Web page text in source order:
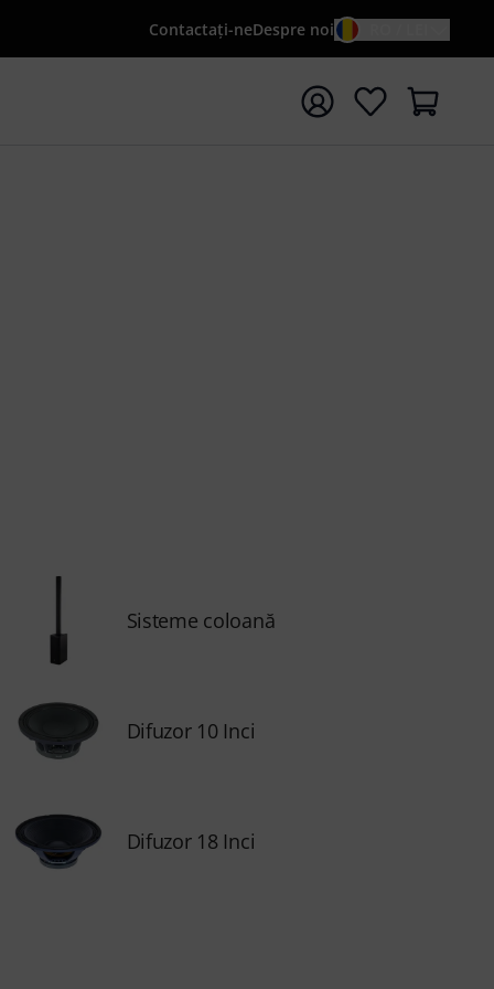
Contactaţi-neDespre noi
căutarea cu termenul de căutare {searchTerm}
Sisteme coloană
Difuzor 10 Inci
Difuzor 18 Inci